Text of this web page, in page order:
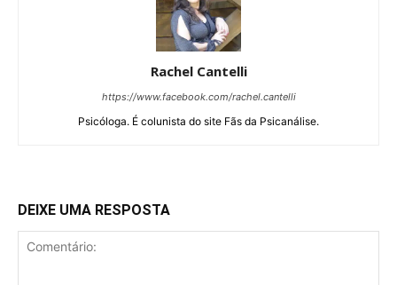
Rachel Cantelli
https://www.facebook.com/rachel.cantelli
Psicóloga. É colunista do site Fãs da Psicanálise.
DEIXE UMA RESPOSTA